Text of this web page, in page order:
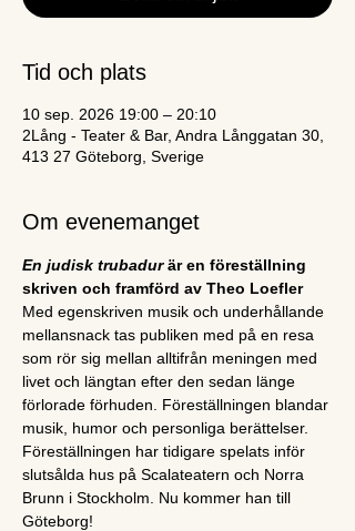
Tid och plats
10 sep. 2026 19:00 – 20:10
2Lång - Teater & Bar, Andra Långgatan 30,
413 27 Göteborg, Sverige
Om evenemanget
En judisk trubadur är en föreställning
skriven och framförd av Theo Loefler
Med egenskriven musik och underhållande
mellansnack tas publiken med på en resa
som rör sig mellan alltifrån meningen med
livet och längtan efter den sedan länge
förlorade förhuden. Föreställningen blandar
musik, humor och personliga berättelser.
Föreställningen har tidigare spelats inför
slutsålda hus på Scalateatern och Norra
Brunn i Stockholm. Nu kommer han till
Göteborg!